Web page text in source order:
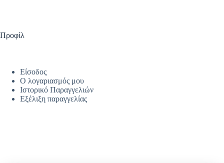
Προφίλ
Είσοδος
Ο λογαριασμός μου
Ιστορικό Παραγγελιών
Εξέλιξη παραγγελίας